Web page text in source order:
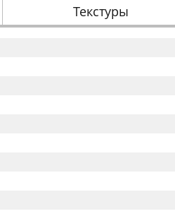
Текстуры